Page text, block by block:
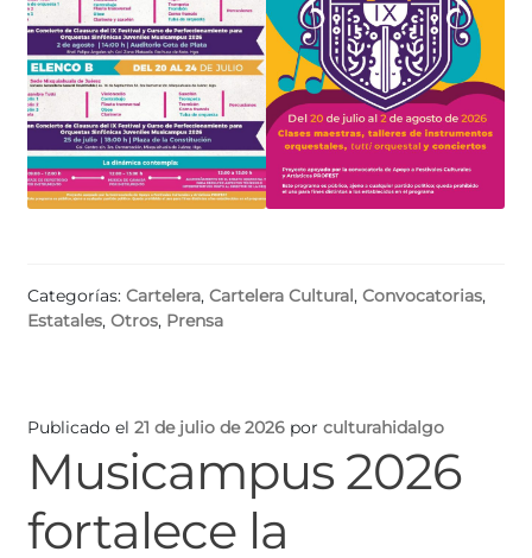
Categorías: Cartelera, Cartelera Cultural, Convocatorias,
Estatales, Otros, Prensa
Publicado el 21 de julio de 2026 por culturahidalgo
Musicampus 2026
fortalece la